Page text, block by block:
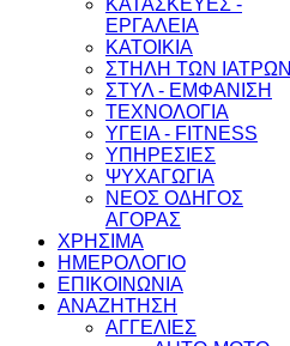
ΚΑΤΑΣΚΕΥΕΣ -
ΕΡΓΑΛΕΙΑ
ΚΑΤΟΙΚΙΑ
ΣΤΗΛΗ ΤΩΝ ΙΑΤΡΩΝ
ΣΤΥΛ - ΕΜΦΑΝΙΣΗ
ΤΕΧΝΟΛΟΓΙΑ
ΥΓΕΙΑ - FITNESS
ΥΠΗΡΕΣΙΕΣ
ΨΥΧΑΓΩΓΙΑ
ΝΕΟΣ ΟΔΗΓΟΣ
ΑΓΟΡΑΣ
ΧΡΗΣΙΜΑ
ΗΜΕΡΟΛΟΓΙΟ
ΕΠΙΚΟΙΝΩΝΙΑ
ΑΝΑΖΗΤΗΣΗ
ΑΓΓΕΛΙΕΣ